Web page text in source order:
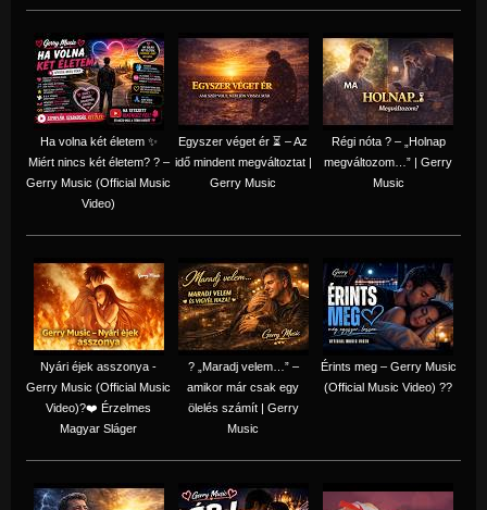
Ha volna két életem ✨
Miért nincs két életem? ? –
Gerry Music (Official Music
Video)
Egyszer véget ér ⏳ – Az
idő mindent megváltoztat |
Gerry Music
Régi nóta ? – „Holnap
megváltozom…” | Gerry
Music
Nyári éjek asszonya -
Gerry Music (Official Music
Video)?❤️ Érzelmes
Magyar Sláger
? „Maradj velem…” –
amikor már csak egy
ölelés számít | Gerry
Music
Érints meg – Gerry Music
(Official Music Video) ??